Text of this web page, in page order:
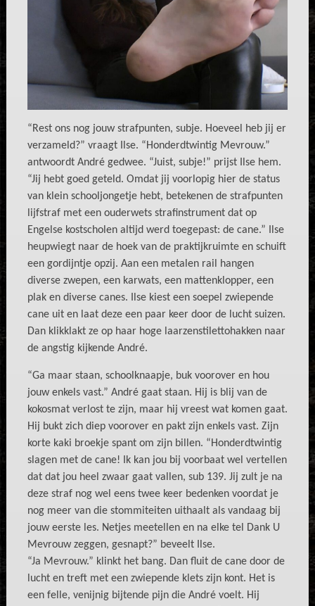
“Rest ons nog jouw strafpunten, subje. Hoeveel heb jij er
verzameld?” vraagt Ilse. “Honderdtwintig Mevrouw.”
antwoordt André gedwee. “Juist, subje!” prijst Ilse hem.
“Jij hebt goed geteld. Omdat jij voorlopig hier de status
van klein schooljongetje hebt, betekenen de strafpunten
lijfstraf met een ouderwets strafinstrument dat op
Engelse kostscholen altijd werd toegepast: de cane.” Ilse
heupwiegt naar de hoek van de praktijkruimte en schuift
een gordijntje opzij. Aan een metalen rail hangen
diverse zwepen, een karwats, een mattenklopper, een
plak en diverse canes. Ilse kiest een soepel zwiepende
cane uit en laat deze een paar keer door de lucht suizen.
Dan klikklakt ze op haar hoge laarzenstilettohakken naar
de angstig kijkende André.
“Ga maar staan, schoolknaapje, buk voorover en hou
jouw enkels vast.” André gaat staan. Hij is blij van de
kokosmat verlost te zijn, maar hij vreest wat komen gaat.
Hij bukt zich diep voorover en pakt zijn enkels vast. Zijn
korte kaki broekje spant om zijn billen. “Honderdtwintig
slagen met de cane! Ik kan jou bij voorbaat wel vertellen
dat dat jou heel zwaar gaat vallen, sub 139. Jij zult je na
deze straf nog wel eens twee keer bedenken voordat je
nog meer van die stommiteiten uithaalt als vandaag bij
jouw eerste les. Netjes meetellen en na elke tel Dank U
Mevrouw zeggen, gesnapt?” beveelt Ilse.
“Ja Mevrouw.” klinkt het bang. Dan fluit de cane door de
lucht en treft met een zwiepende klets zijn kont. Het is
een felle, venijnig bijtende pijn die André voelt. Hij